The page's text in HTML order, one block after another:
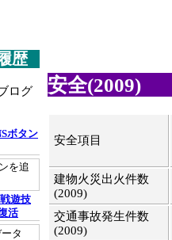
安全(2009)
安全項目
建物火災出火件数
(2009)
交通事故発生件数
(2009)
歴
ログ
ボタン
を追
遊技
活
タ